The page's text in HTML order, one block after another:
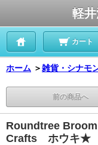
軽
カート
ホーム ＞雑貨・シナモ
前の商品へ
Roundtree
Crafts ホウキ★